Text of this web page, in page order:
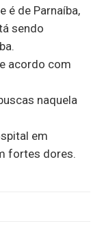
é de Parnaíba,
sendo
acordo com
naquela
em
fortes dores.